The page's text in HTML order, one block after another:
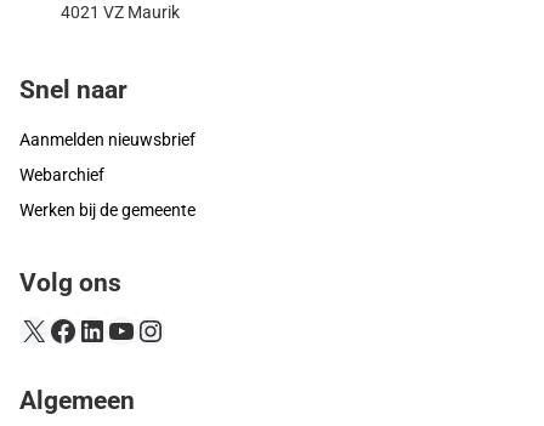
4021 VZ Maurik
Snel naar
Aanmelden nieuwsbrief
Webarchief
Werken bij de gemeente
Volg ons
X Facebook
LinkedIn
YouTube
Instagram
Algemeen